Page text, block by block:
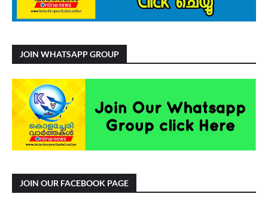
JOIN WHATSAPP GROUP
JOIN OUR FACEBOOK PAGE